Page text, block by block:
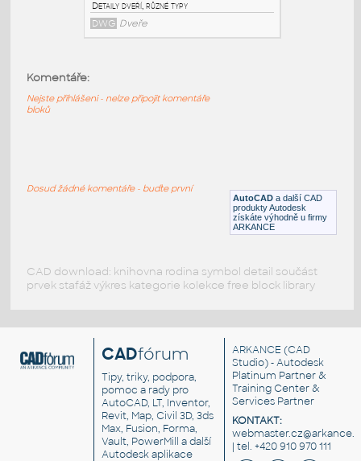
DWG Přístroje
DWG
Koupelna, WC
AutoCAD a další CAD
produkty Autodesk
získáte výhodně u firmy
ARKANCE
Komentáře:
Nejste přihlášeni - nelze připojit komentáře
bloků
Dosud žádné komentáře - buďte první
CAD download: knihovna rodina symbol detail součást
prvek stafáž výkres kategorie kolekce free block library
CADfórum
Tipy, triky, podpora,
pomoc a rady pro
AutoCAD, LT, Inventor,
Revit, Map, Civil 3D, 3ds
Max, Fusion, Forma,
Vault, PowerMill a další
Autodesk aplikace
ARKANCE (CAD
Studio) - Autodesk
Platinum Partner &
Training Center &
Services Partner
KONTAKT:
| tel. +420 910 970 111